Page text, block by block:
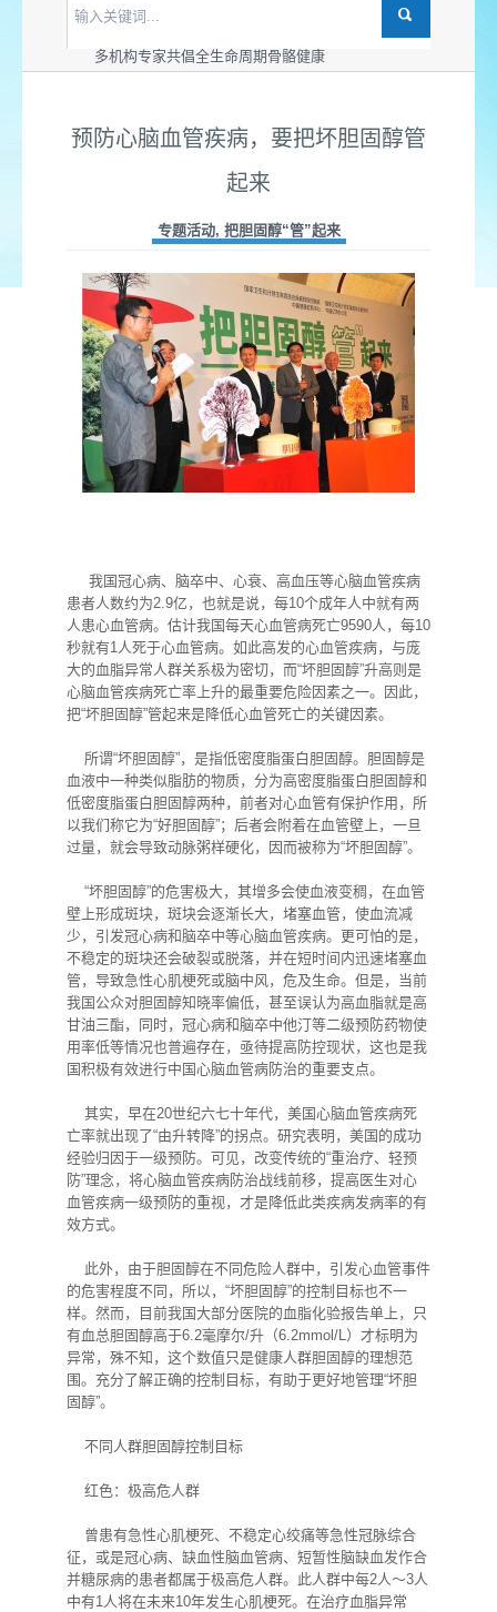
世界骨松日：多机构为“管体重、强骨骼”支招儿
多机构专家共倡全生命周期骨骼健康
预防心脑血管疾病，要把坏胆固醇管
起来
专题活动, 把胆固醇“管”起来
我国冠心病、脑卒中、心衰、高血压等心脑血管疾病
患者人数约为2.9亿，也就是说，每10个成年人中就有两
人患心血管病。估计我国每天心血管病死亡9590人，每10
秒就有1人死于心血管病。如此高发的心血管疾病，与庞
大的血脂异常人群关系极为密切，而“坏胆固醇”升高则是
心脑血管疾病死亡率上升的最重要危险因素之一。因此，
把“坏胆固醇”管起来是降低心血管死亡的关键因素。
所谓“坏胆固醇”，是指低密度脂蛋白胆固醇。胆固醇是
血液中一种类似脂肪的物质，分为高密度脂蛋白胆固醇和
低密度脂蛋白胆固醇两种，前者对心血管有保护作用，所
以我们称它为“好胆固醇”；后者会附着在血管壁上，一旦
过量，就会导致动脉粥样硬化，因而被称为“坏胆固醇”。
“坏胆固醇”的危害极大，其增多会使血液变稠，在血管
壁上形成斑块，斑块会逐渐长大，堵塞血管，使血流减
少，引发冠心病和脑卒中等心脑血管疾病。更可怕的是，
不稳定的斑块还会破裂或脱落，并在短时间内迅速堵塞血
管，导致急性心肌梗死或脑中风，危及生命。但是，当前
我国公众对胆固醇知晓率偏低，甚至误认为高血脂就是高
甘油三酯，同时，冠心病和脑卒中他汀等二级预防药物使
用率低等情况也普遍存在，亟待提高防控现状，这也是我
国积极有效进行中国心脑血管病防治的重要支点。
其实，早在20世纪六七十年代，美国心脑血管疾病死
亡率就出现了“由升转降”的拐点。研究表明，美国的成功
经验归因于一级预防。可见，改变传统的“重治疗、轻预
防”理念，将心脑血管疾病防治战线前移，提高医生对心
血管疾病一级预防的重视，才是降低此类疾病发病率的有
效方式。
此外，由于胆固醇在不同危险人群中，引发心血管事件
的危害程度不同，所以，“坏胆固醇”的控制目标也不一
样。然而，目前我国大部分医院的血脂化验报告单上，只
有血总胆固醇高于6.2毫摩尔/升（6.2mmol/L）才标明为
异常，殊不知，这个数值只是健康人群胆固醇的理想范
围。充分了解正确的控制目标，有助于更好地管理“坏胆
固醇”。
不同人群胆固醇控制目标
红色：极高危人群
曾患有急性心肌梗死、不稳定心绞痛等急性冠脉综合
征，或是冠心病、缺血性脑血管病、短暂性脑缺血发作合
并糖尿病的患者都属于极高危人群。此人群中每2人～3人
中有1人将在未来10年发生心肌梗死。在治疗血脂异常